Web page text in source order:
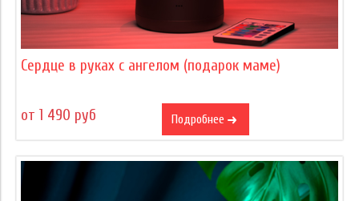
Сердце в руках с ангелом (подарок маме)
от 1 490 руб Подробнее